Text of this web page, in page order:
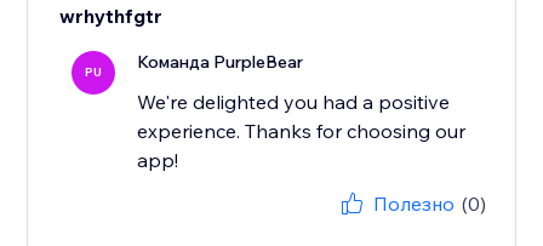
wrhythfgtr
PU Команда PurpleBear
We're delighted you had a positive
experience. Thanks for choosing our
app!
Полезно (0)